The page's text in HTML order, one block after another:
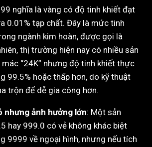
nghĩa là vàng có độ tinh khiết đạt
0.01% tạp chất. Đây là mức tinh
ngành kim hoàn, được gọi là
thị trường hiện nay có nhiều sản
“24K” nhưng độ tinh khiết thực
99.5% hoặc thấp hơn, do kỹ thuật
trộn để dễ gia công hơn.
nhưng ảnh hưởng lớn: Một sản
hay 999.0 có vẻ không khác biệt
9999 về ngoại hình, nhưng nếu tích